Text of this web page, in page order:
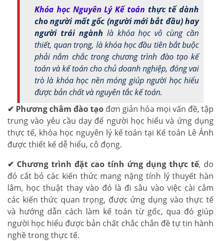
Khóa học Nguyên Lý Kế toán thực tế dành
cho người mất gốc (người mới bắt đầu) hay
người trái ngành là khóa học vô cùng cần
thiết, quan trọng, là khóa học đầu tiên bắt buộc
phải nắm chắc trong chương trình đào tạo kế
toán và kế toán cho chủ doanh nghiệp, đóng vai
trò là khóa học nền móng giúp người học hiểu
được bản chất và nguyên tắc kế toán.
✔ Phương châm đào tạo đơn giản hóa mọi vấn đề, tập
trung vào yêu cầu dạy để người học hiểu và ứng dụng
thực tế, khóa học nguyên lý kế toán tại Kế toán Lê Ánh
được thiết kế dễ hiểu, cô đọng.
✔ Chương trình đặt cao tính ứng dụng thực tế, do
đó cắt bỏ các kiến thức mang nặng tính lý thuyết hàn
lâm, học thuật thay vào đó là đi sâu vào việc cài cắm
các kiến thức quan trọng, được ứng dụng vào thực tế
và hướng dẫn cách làm kế toán từ gốc, qua đó giúp
người học hiểu được bản chất chắc chắn đề tự tin hành
nghề trong thực tế.